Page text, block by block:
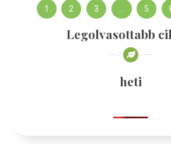
1 2 3 … 5
Legolvasottabb
heti